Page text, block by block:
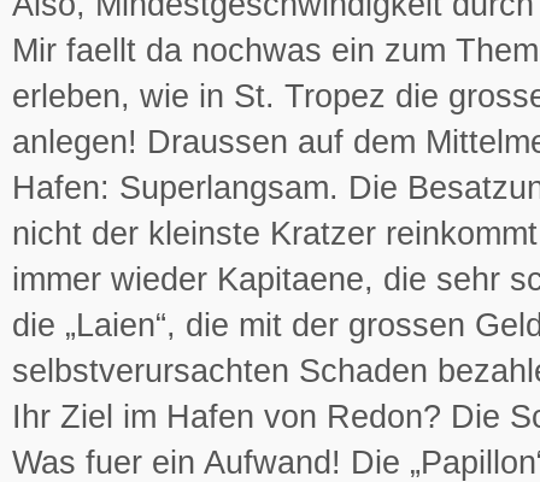
Mir faellt da nochwas ein zum
erleben, wie in St. Tropez die
anlegen! Draussen auf dem
Hafen: Superlangsam. Die
nicht der kleinste Kratzer
immer wieder Kapitaene, die sehr
die „Laien“, die mit der grossen
selbstverursachten Schaden
Ihr Ziel im Hafen von Redon? Die
Was fuer ein Aufwand! Die